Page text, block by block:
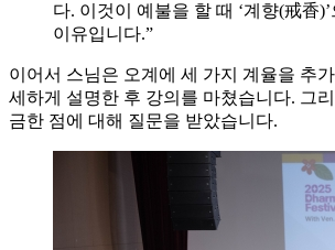
다. 이것이 예불을 할 때 ‘계향(戒香
이유입니다.”
이어서 스님은 오계에 세 가지 계율을 추
세하게 설명한 후 강의를 마쳤습니다. 그
금한 점에 대해 질문을 받았습니다.